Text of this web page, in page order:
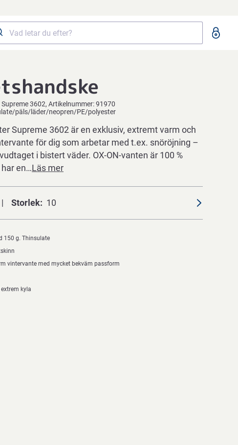
3602 Artikelnummer:91970
päls/läder/neopren/PE/polyester
Supreme 3602 är en exklusiv, extremt varm och
för dig som arbetar med t.ex. snöröjning –
i bistert väder. OX-ON-vanten är 100 %
en…Läs mer
Storlek 10
150 g. Thinsulate
vintervante med mycket bekväm passform
kyla